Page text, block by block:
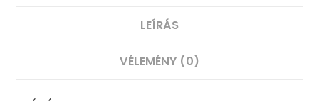
LEÍRÁS
VÉLEMÉNY (0)